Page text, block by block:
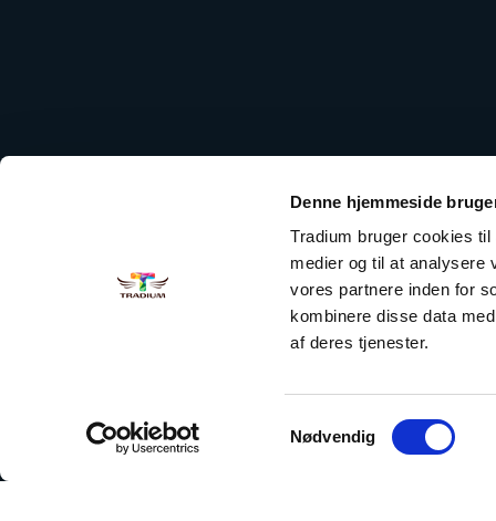
Denne hjemmeside
Tradium bruger cookies
medier og til at analysere
vores partnere inden for
kombinere disse data
af deres tjenester.
Samtykkevalg
Nødvendig